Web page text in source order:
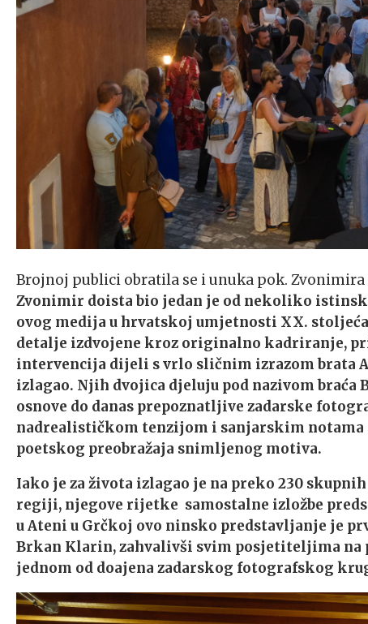
Brojnoj publici obratila se i unuka pok. Zvonimira
Zvonimir doista bio jedan je od nekoliko
ovog medija u hrvatskoj umjetnosti XX.
detalje izdvojene kroz originalno kadriranje,
intervencija dijeli s vrlo sličnim izrazom brata
izlagao. Njih dvojica djeluju pod nazivom
osnove do danas prepoznatljive zadarske
nadrealističkom tenzijom i sanjarskim
poetskog preobražaja snimljenog motiva.
Iako je za života izlagao je na preko 230
regiji, njegove rijetke samostalne izložbe
u Ateni u Grčkoj ovo ninsko predstavljanje je
Brkan Klarin, zahvalivši svim posjetiteljima na
jednom od doajena zadarskog fotografskog